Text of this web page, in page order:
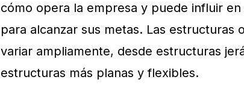
cómo opera la empresa y puede influir
para alcanzar sus metas. Las estructuras
variar ampliamente, desde estructuras
estructuras más planas y flexibles.